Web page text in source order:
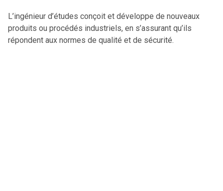
L’ingénieur d’études conçoit et développe de nouveaux
produits ou procédés industriels, en s’assurant qu’ils
répondent aux normes de qualité et de sécurité.